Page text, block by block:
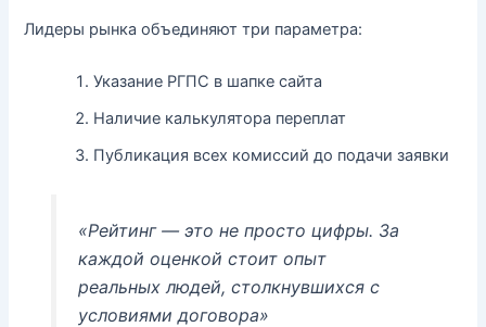
Лидеры рынка объединяют три параметра:
Указание РГПС в шапке сайта
Наличие калькулятора переплат
Публикация всех комиссий до подачи заявки
«Рейтинг — это не просто цифры. За
каждой оценкой стоит опыт
реальных людей, столкнувшихся с
условиями договора»